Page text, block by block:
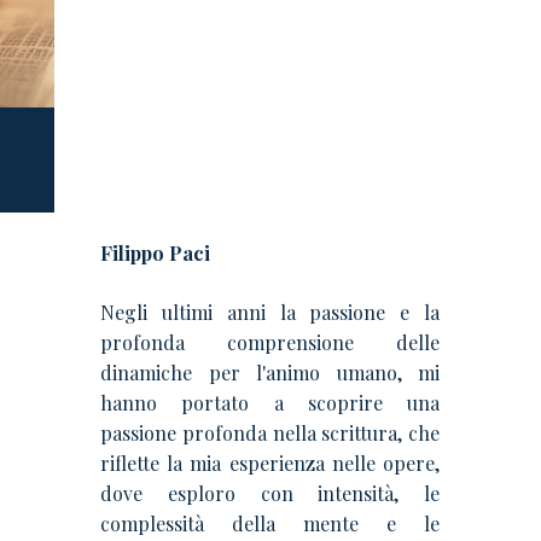
Filippo Paci
Negli ultimi anni la passione e la
profonda comprensione delle
dinamiche per l'animo umano, mi
hanno portato a scoprire una
passione profonda nella scrittura, che
riflette la mia esperienza nelle opere,
dove esploro con intensità, le
complessità della mente e le